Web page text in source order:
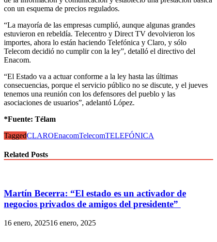
con un esquema de precios regulados.
“La mayoría de las empresas cumplió, aunque algunas grandes
estuvieron en rebeldía. Telecentro y Direct TV devolvieron los
importes, ahora lo están haciendo Telefónica y Claro, y sólo
Telecom decidió no cumplir con la ley”, detalló el directivo del
Enacom.
“El Estado va a actuar conforme a la ley hasta las últimas
consecuencias, porque el servicio público no se discute, y el jueves
tenemos una reunión con los defensores del pueblo y las
asociaciones de usuarios”, adelantó López.
*Fuente: Télam
TaggedCLAROEnacomTelecomTELEFÓNICA
Related Posts
Martín Becerra: “El estado es un activador de
negocios privados de amigos del presidente”
16 enero, 202516 enero, 2025